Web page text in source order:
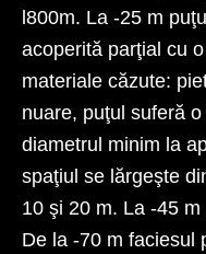
l800m. La -25 m
acoperită parţial cu
materiale căzute:
nuare, puţul suferă
diametrul minim la
spaţiul se lărgeşte
10 şi 20 m. La -45
De la -70 m faciesul